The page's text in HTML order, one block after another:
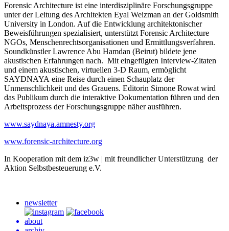
Forensic Architecture ist eine interdisziplinäre Forschungsgruppe
unter der Leitung des Architekten Eyal Weizman an der Goldsmith
University in London. Auf die Entwicklung architektonischer
Beweisführungen spezialisiert, unterstützt Forensic Architecture
NGOs, Menschenrechtsorganisationen und Ermittlungsverfahren.
Soundkünstler Lawrence Abu Hamdan (Beirut) bildete jene
akustischen Erfahrungen nach. Mit eingefügten Interview-Zitaten
und einem akustischen, virtuellen 3-D Raum, ermöglicht
SAYDNAYA eine Reise durch einen Schauplatz der
Unmenschlichkeit und des Grauens. Editorin Simone Rowat wird
das Publikum durch die interaktive Dokumentation führen und den
Arbeitsprozess der Forschungsgruppe näher ausführen.
www.saydnaya.amnesty.org
www.forensic-architecture.org
In Kooperation mit dem iz3w | mit freundlicher Unterstützung der
Aktion Selbstbesteuerung e.V.
newsletter
about